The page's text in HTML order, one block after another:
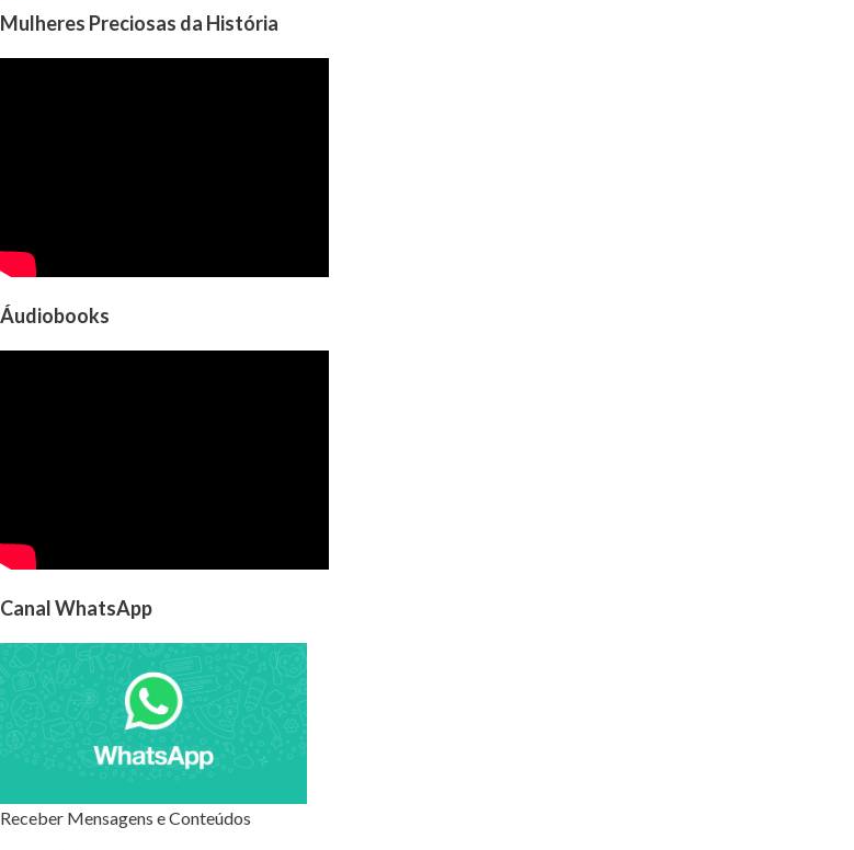
Mulheres Preciosas da História
Áudiobooks
Canal WhatsApp
Receber Mensagens e Conteúdos